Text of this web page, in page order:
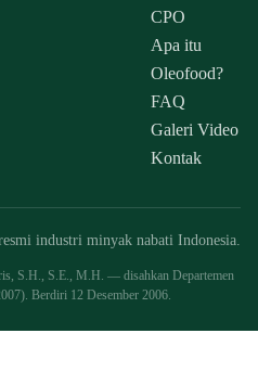
CPO
Apa itu
Oleofood?
FAQ
Galeri Video
Kontak
industri minyak nabati Indonesia.
S.H., S.E., M.H. — disahkan Departemen
Berdiri 12 Desember 2006.